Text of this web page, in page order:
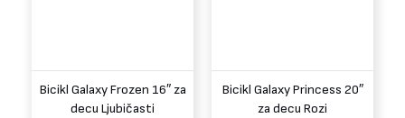
Bicikl Galaxy Frozen 16″ za
decu Ljubičasti
Bicikl Galaxy Princess 20″
za decu Rozi